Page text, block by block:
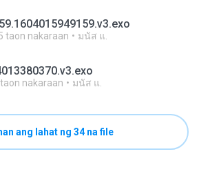
taon nakaraan มนัส แ.
nakaraan มนัส แ.
ang lahat ng 34 na file